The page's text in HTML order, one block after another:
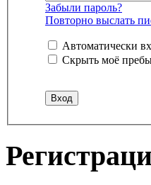
Забыли пароль?
Повторно выслать
Автоматически
Скрыть моё